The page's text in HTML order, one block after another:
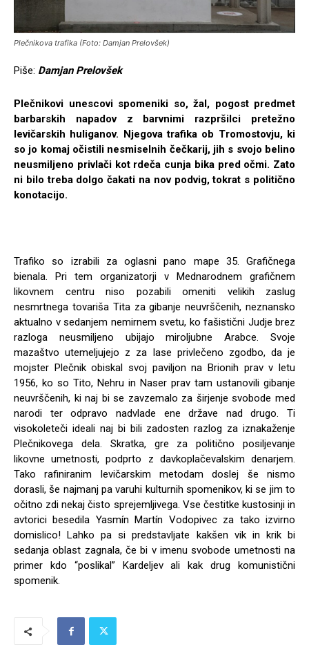
Plečnikova trafika (Foto: Damjan Prelovšek)
Piše: Damjan Prelovšek
Plečnikovi unescovi spomeniki so, žal, pogost predmet
barbarskih napadov z barvnimi razpršilci pretežno
levičarskih huliganov. Njegova trafika ob Tromostovju, ki
so jo komaj očistili nesmiselnih čečkarij, jih s svojo belino
neusmiljeno privlači kot rdeča cunja bika pred očmi. Zato
ni bilo treba dolgo čakati na nov podvig, tokrat s politično
konotacijo.
Trafiko so izrabili za oglasni pano mape 35. Grafičnega
bienala. Pri tem organizatorji v Mednarodnem grafičnem
likovnem centru niso pozabili omeniti velikih zaslug
nesmrtnega tovariša Tita za gibanje neuvrščenih, neznansko
aktualno v sedanjem nemirnem svetu, ko fašistični Judje brez
razloga neusmiljeno ubijajo miroljubne Arabce. Svoje
mazaštvo utemeljujejo z za lase privlečeno zgodbo, da je
mojster Plečnik obiskal svoj paviljon na Brionih prav v letu
1956, ko so Tito, Nehru in Naser prav tam ustanovili gibanje
neuvrščenih, ki naj bi se zavzemalo za širjenje svobode med
narodi ter odpravo nadvlade ene države nad drugo. Ti
visokoleteči ideali naj bi bili zadosten razlog za iznakaženje
Plečnikovega dela. Skratka, gre za politično posiljevanje
likovne umetnosti, podprto z davkoplačevalskim denarjem.
Tako rafiniranim levičarskim metodam doslej še nismo
dorasli, še najmanj pa varuhi kulturnih spomenikov, ki se jim to
očitno zdi nekaj čisto sprejemljivega. Vse čestitke kustosinji in
avtorici besedila Yasmín Martín Vodopivec za tako izvirno
domislico! Lahko pa si predstavljate kakšen vik in krik bi
sedanja oblast zagnala, če bi v imenu svobode umetnosti na
primer kdo “poslikal” Kardeljev ali kak drug komunistični
spomenik.